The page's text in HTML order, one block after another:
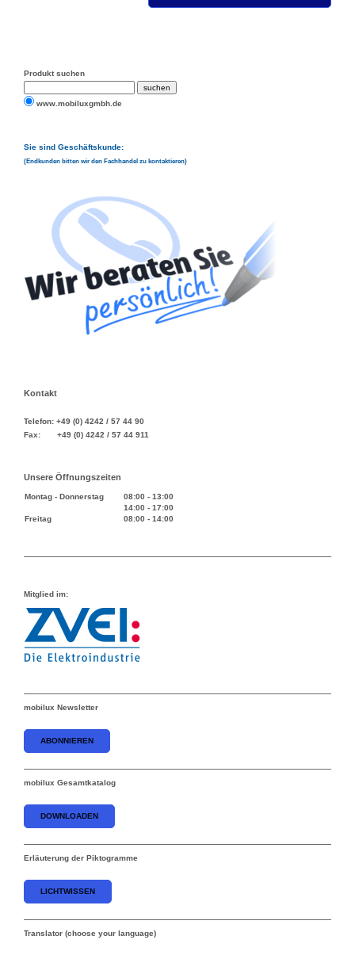
Produkt suchen
www.mobiluxgmbh.de
Sie sind Geschäftskunde:
(Endkunden bitten wir den Fachhandel zu kontaktieren)
Kontakt
Telefon: +49 (0) 4242 / 57 44 90
Fax: +49 (0) 4242 / 57 44 911
Unsere Öffnungszeiten
Montag - Donnerstag 08:00 - 13:00
14:00 - 17:00
Freitag
08:00 - 14:00
Mitglied im:
mobilux Newsletter
ABONNIEREN
mobilux Gesamtkatalog
DOWNLOADEN
Erläuterung der Piktogramme
LICHTWISSEN
Translator (choose your language)